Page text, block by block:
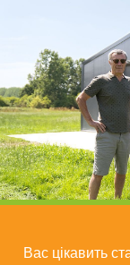
Вас цікавить